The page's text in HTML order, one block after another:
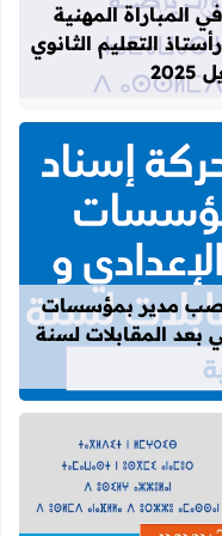
المباراة المهنية
التعليم الثانوي
عن النتائج النهائية
منصب مدير بمؤسسات
بعد المقابلات لسنة